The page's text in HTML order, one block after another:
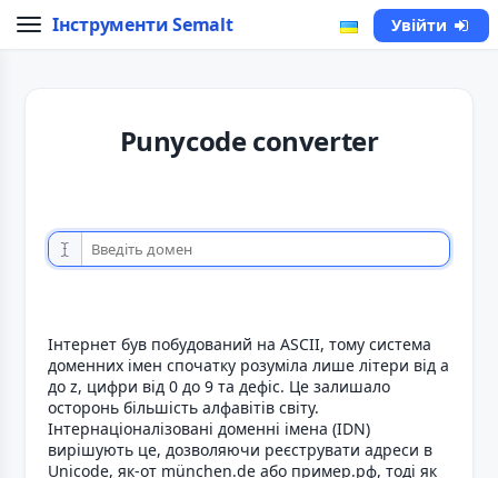
Інструменти Semalt Увійти
Punycode converter
Інтернет був побудований на ASCII, тому система
доменних імен спочатку розуміла лише літери від a
до z, цифри від 0 до 9 та дефіс. Це залишало
осторонь більшість алфавітів світу.
Інтернаціоналізовані доменні імена (IDN)
вирішують це, дозволяючи реєструвати адреси в
Unicode, як-от münchen.de або пример.рф, тоді як